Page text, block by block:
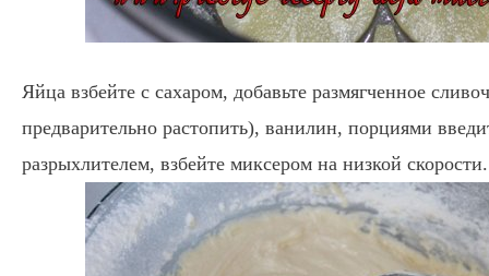
Яйца взбейте с сахаром, добавьте размягченное
предварительно растопить), ванилин, порциями
разрыхлителем, взбейте миксером на низкой скорости.